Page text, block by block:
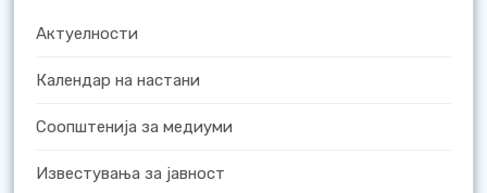
Актуелности
Календар на настани
Соопштенија за медиуми
Известувања за јавност